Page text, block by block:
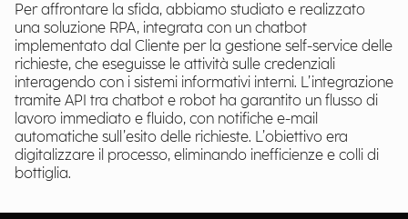
Per affrontare la sfida, abbiamo studiato e realizzato
una soluzione RPA, integrata con un chatbot
implementato dal Cliente per la gestione self-service delle
richieste, che eseguisse le attività sulle credenziali
interagendo con i sistemi informativi interni. L’integrazione
tramite API tra chatbot e robot ha garantito un flusso di
lavoro immediato e fluido, con notifiche e-mail
automatiche sull’esito delle richieste. L’obiettivo era
digitalizzare il processo, eliminando inefficienze e colli di
bottiglia.